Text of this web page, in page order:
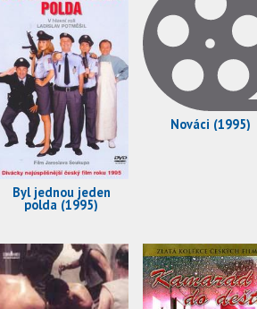
Byl jednou jeden
polda (1995)
Nováci (1995)